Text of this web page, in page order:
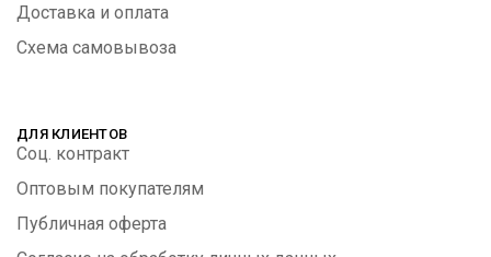
Доставка и оплата
Схема самовывоза
ДЛЯ КЛИЕНТОВ
Соц. контракт
Оптовым покупателям
Публичная оферта